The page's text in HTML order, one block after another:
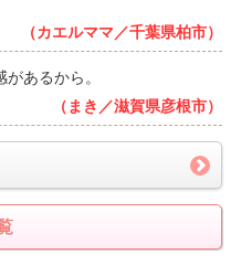
（カエルママ／千葉県柏市）
あるから。
（まき／滋賀県彦根市）